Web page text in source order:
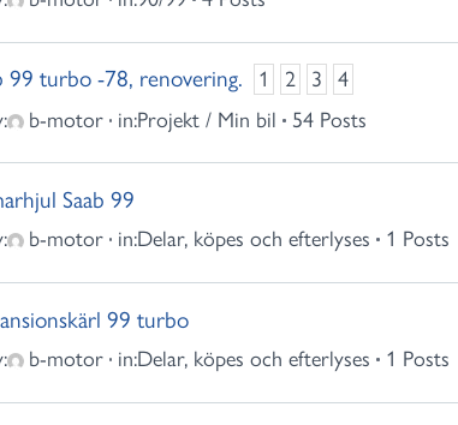
99 turbo -78, renovering. 1 2 3
4
b-motor in:Projekt / Min bil 54 Posts
Saab 99
b-motor in:Delar, köpes och efterlyses 1 Posts
99 turbo
b-motor in:Delar, köpes och efterlyses 1 Posts